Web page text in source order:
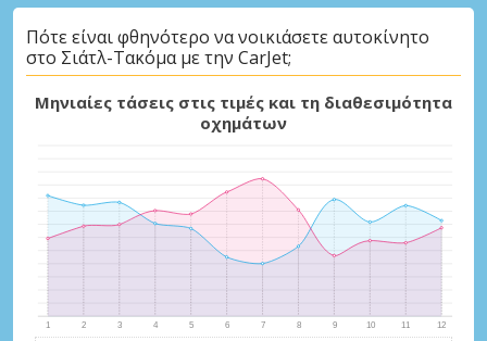
Πότε είναι φθηνότερο να νοικιάσετε αυτοκίνητο
στο Σιάτλ-Τακόμα με την CarJet;
Μηνιαίες τάσεις στις τιμές και τη διαθεσιμότητα
οχημάτων